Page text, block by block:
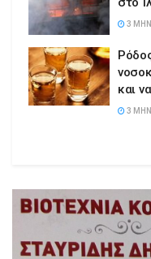
3
και
3